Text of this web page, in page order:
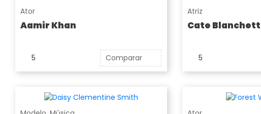
Ator
Aamir Khan
5 Comparar
Atriz
Cate Blanchett
5